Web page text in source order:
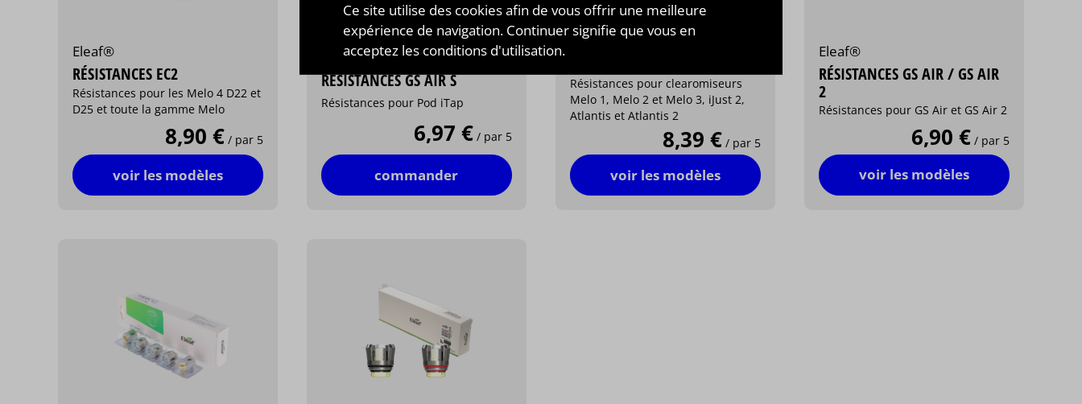
Eleaf®
RÉSISTANCES EC2
Résistances pour les Melo 4 D22 et
D25 et toute la gamme Melo
8,90 € / par 5
voir les modèles
Eleaf®
RÉSISTANCES GS AIR S
Résistances pour Pod iTap
6,97 € / par 5
commander
Résistances pour clearomiseurs
Melo 1, Melo 2 et Melo 3, iJust 2,
Atlantis et Atlantis 2
8,39 € / par 5
voir les modèles
Eleaf®
RÉSISTANCES GS AIR / GS AIR
2
Résistances pour GS Air et GS Air 2
6,90 € / par 5
voir les modèles
Ce site utilise des cookies afin de vous offrir une meilleure
expérience de navigation. Continuer signifie que vous en
acceptez les conditions d'utilisation.